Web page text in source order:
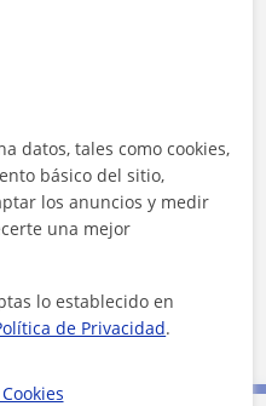
de Aldo?
datos, tales como cookies,
básico del sitio,
los anuncios y medir
una mejor
lo establecido en
de Privacidad.